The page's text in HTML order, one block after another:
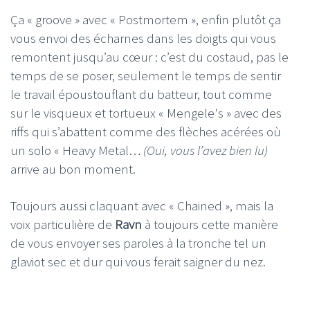
Ça « groove » avec « Postmortem », enfin plutôt ça
vous envoi des écharnes dans les doigts qui vous
remontent jusqu’au cœur : c’est du costaud, pas le
temps de se poser, seulement le temps de sentir
le travail époustouflant du batteur, tout comme
sur le visqueux et tortueux « Mengele's » avec des
riffs qui s’abattent comme des flèches acérées où
un solo « Heavy Metal… (Oui, vous l’avez bien lu)
arrive au bon moment.
Toujours aussi claquant avec « Chained », mais la
voix particulière de Ravn à toujours cette manière
de vous envoyer ses paroles à la tronche tel un
glaviot sec et dur qui vous ferait saigner du nez.